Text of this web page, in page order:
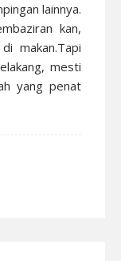
lainnya.
kan,
makan.Tapi
mesti
yang penat